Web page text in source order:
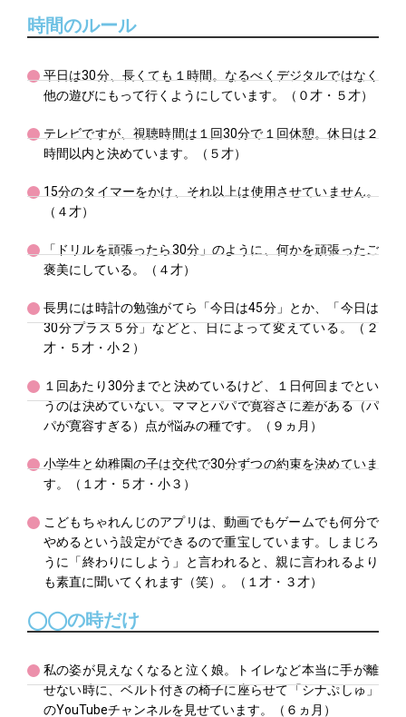
時間のルール
平日は30分、長くても１時間。なるべくデジタルではなく
他の遊びにもって行くようにしています。（０才・５才）
テレビですが、視聴時間は１回30分で１回休憩。休日は２
時間以内と決めています。（５才）
15分のタイマーをかけ、それ以上は使用させていません。
（４才）
「ドリルを頑張ったら30分」のように、何かを頑張ったご
褒美にしている。（４才）
長男には時計の勉強がてら「今日は45分」とか、「今日は
30分プラス５分」などと、日によって変えている。（２
才・５才・小２）
１回あたり30分までと決めているけど、１日何回までとい
うのは決めていない。ママとパパで寛容さに差がある（パ
パが寛容すぎる）点が悩みの種です。（９ヵ月）
小学生と幼稚園の子は交代で30分ずつの約束を決めていま
す。（１才・５才・小３）
こどもちゃれんじのアプリは、動画でもゲームでも何分で
やめるという設定ができるので重宝しています。しまじろ
うに「終わりにしよう」と言われると、親に言われるより
も素直に聞いてくれます（笑）。（１才・３才）
◯◯の時だけ
私の姿が見えなくなると泣く娘。トイレなど本当に手が離
せない時に、ベルト付きの椅子に座らせて「シナぷしゅ」
のYouTubeチャンネルを見せています。（６ヵ月）